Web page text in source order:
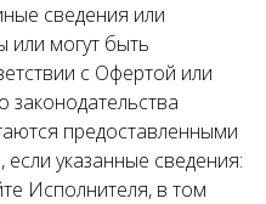
сведения или
или могут быть
с Офертой или
предоставленными
указанные сведения:
Исполнителя, в том